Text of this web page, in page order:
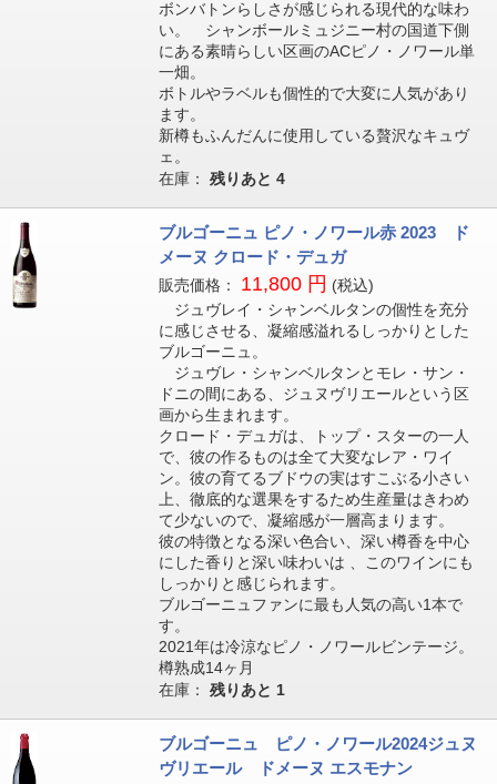
ボンバトンらしさが感じられる現代的な味わ
い。 シャンボールミュジニー村の国道下側
にある素晴らしい区画のACピノ・ノワール単
一畑。
ボトルやラベルも個性的で大変に人気があり
ます。
新樽もふんだんに使用している贅沢なキュヴ
ェ。
在庫： 残りあと 4
ブルゴーニュ ピノ・ノワール赤 2023 ド
メーヌ クロード・デュガ
販売価格： 11,800 円 (税込)
ジュヴレイ・シャンベルタンの個性を充分
に感じさせる、凝縮感溢れるしっかりとした
ブルゴーニュ。
ジュヴレ・シャンベルタンとモレ・サン・
ドニの間にある、ジュヌヴリエールという区
画から生まれます。
クロード・デュガは、トップ・スターの一人
で、彼の作るものは全て大変なレア・ワイ
ン。彼の育てるブドウの実はすこぶる小さい
上、徹底的な選果をするため生産量はきわめ
て少ないので、凝縮感が一層高まります。
彼の特徴となる深い色合い、深い樽香を中心
にした香りと深い味わいは 、このワインにも
しっかりと感じられます。
ブルゴーニュファンに最も人気の高い1本で
す。
2021年は冷涼なピノ・ノワールビンテージ。
樽熟成14ヶ月
在庫： 残りあと 1
ブルゴーニュ ピノ・ノワール2024ジュヌ
ヴリエール ドメーヌ エスモナン